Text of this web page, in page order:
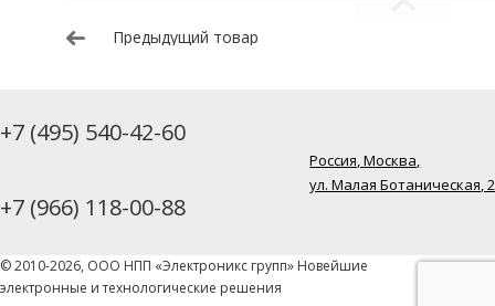
Предыдущий товар
+7 (495) 540-42-60
+7 (966) 118-00-88
Россия, Москва,
ул. Малая Ботаническая,
© 2010-2026, ООО НПП «Электроникс групп» Новейшие
электронные и технологические решения